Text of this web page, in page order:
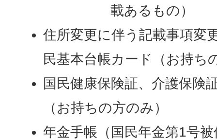
載あるもの）
住所変更に伴う記載事項変
民基本台帳カード（お持ち
国民健康保険証、介護保険
（お持ちの方のみ）
年金手帳（国民年金第1号